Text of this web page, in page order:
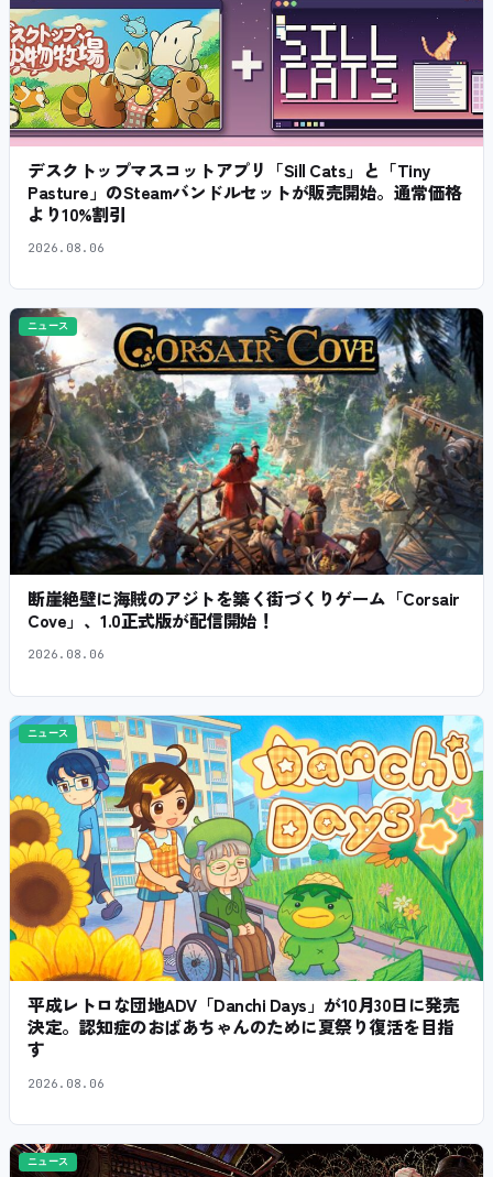
デスクトップマスコットアプリ「Sill Cats」と「Tiny
Pasture」のSteamバンドルセットが販売開始。通常価格
より10%割引
2026.08.06
ニュース
断崖絶壁に海賊のアジトを築く街づくりゲーム「Corsair
Cove」、1.0正式版が配信開始！
2026.08.06
ニュース
平成レトロな団地ADV「Danchi Days」が10月30日に発売
決定。認知症のおばあちゃんのために夏祭り復活を目指
す
2026.08.06
ニュース